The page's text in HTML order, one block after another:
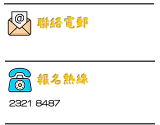
聯絡電郵
報名熱線
2321 8487